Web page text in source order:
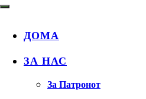
ДОМА
ЗА НАС
За Патронот